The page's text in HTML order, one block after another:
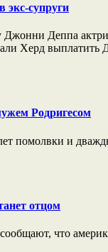
экс-супруги
Деппа
Херд
Родригесом
помолвки и
отцом
что